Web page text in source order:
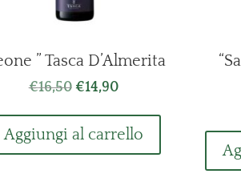
” Tasca D’Almerita
€16,50 Il
originale
era:
€14,90Il
attuale
è:
Aggiungi al carrello